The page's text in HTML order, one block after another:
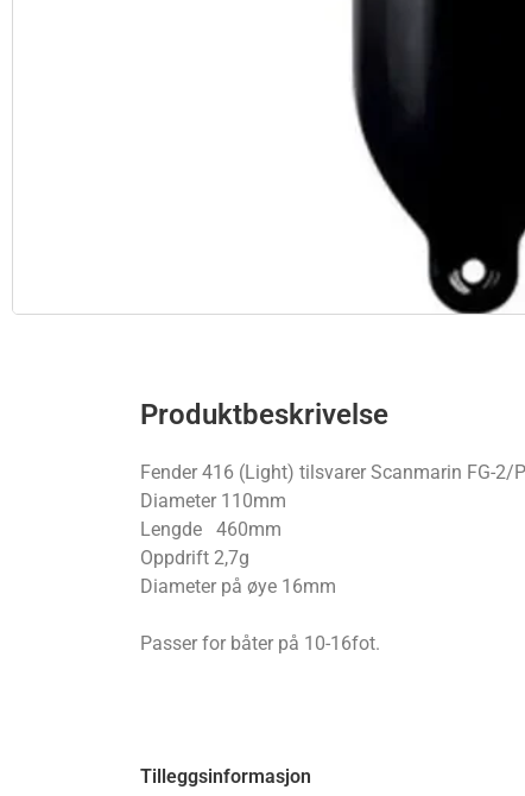
Produktbeskrivelse
Fender 416 (Light) tilsvarer Scanmarin FG-2/
Diameter 110mm
Lengde 460mm
Oppdrift 2,7g
Diameter på øye 16mm
Passer for båter på 10-16fot.
Tilleggsinformasjon